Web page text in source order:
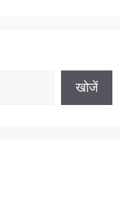
खोजें